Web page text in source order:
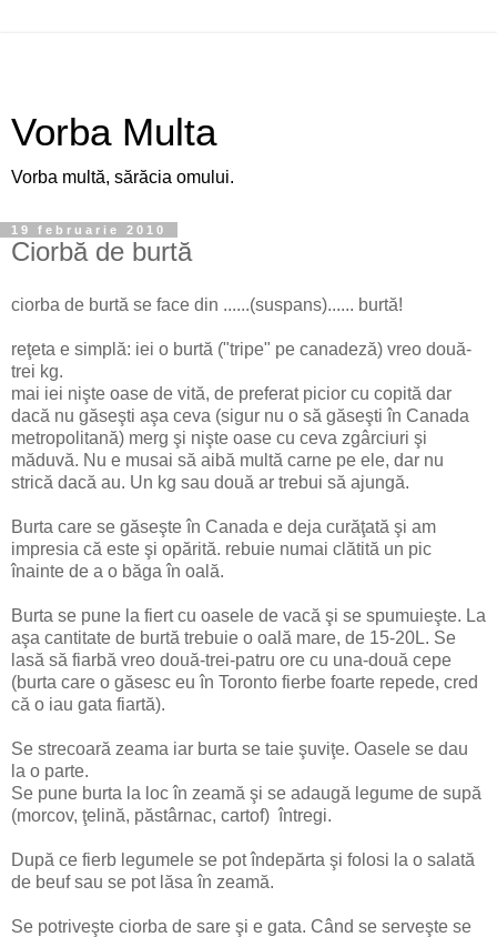
Vorba Multa
Vorba multă, sărăcia omului.
19 februarie 2010
Ciorbă de burtă
ciorba de burtă se face din ......(suspans)...... burtă!
reţeta e simplă: iei o burtă ("tripe" pe canadeză) vreo două-
trei kg.
mai iei nişte oase de vită, de preferat picior cu copită dar
dacă nu găseşti aşa ceva (sigur nu o să găseşti în Canada
metropolitană) merg şi nişte oase cu ceva zgârciuri şi
măduvă. Nu e musai să aibă multă carne pe ele, dar nu
strică dacă au. Un kg sau două ar trebui să ajungă.
Burta care se găseşte în Canada e deja curăţată şi am
impresia că este şi opărită. rebuie numai clătită un pic
înainte de a o băga în oală.
Burta se pune la fiert cu oasele de vacă şi se spumuieşte. La
aşa cantitate de burtă trebuie o oală mare, de 15-20L. Se
lasă să fiarbă vreo două-trei-patru ore cu una-două cepe
(burta care o găsesc eu în Toronto fierbe foarte repede, cred
că o iau gata fiartă).
Se strecoară zeama iar burta se taie şuviţe. Oasele se dau
la o parte.
Se pune burta la loc în zeamă şi se adaugă legume de supă
(morcov, ţelină, păstârnac, cartof) întregi.
După ce fierb legumele se pot îndepărta şi folosi la o salată
de beuf sau se pot lăsa în zeamă.
Se potriveşte ciorba de sare şi e gata. Când se serveşte se